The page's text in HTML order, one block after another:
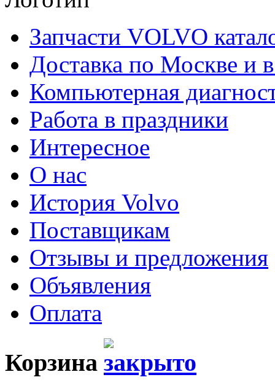
Запчасти VOLVO
Доставка по Москве и
Компьютерная
Работа в праздники
Интересное
О нас
История Volvo
Поставщикам
Отзывы и предложения
Объявления
Оплата
Корзина